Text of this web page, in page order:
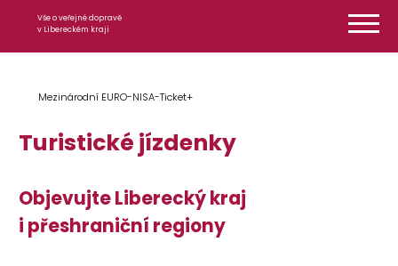
Vše o veřejné dopravě
v Libereckém kraji
Mezinárodní EURO-NISA-Ticket+
Turistické jízdenky
Objevujte Liberecký kraj
i přeshraniční regiony